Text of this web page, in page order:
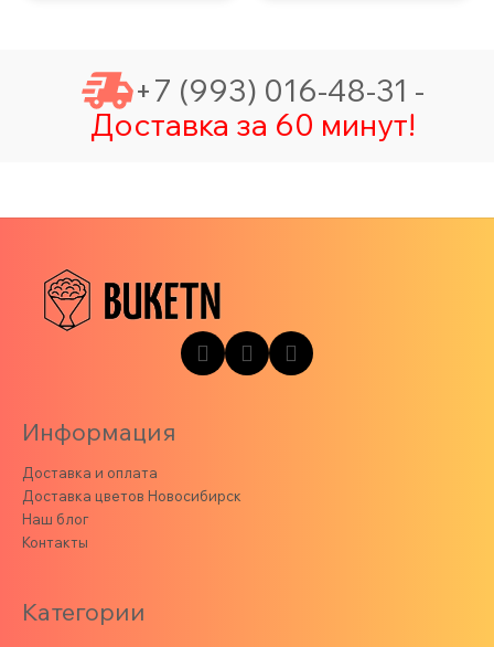
+7 (993) 016-48-31 -
Доставка за 60 минут!
Информация
Доставка и оплата
Доставка цветов Новосибирск
Наш блог
Контакты
Категории